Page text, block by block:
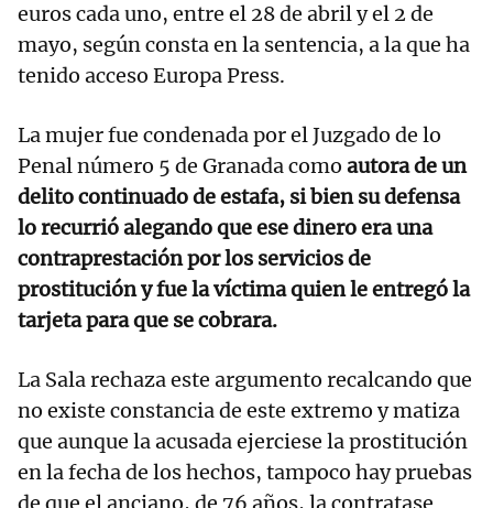
euros cada uno, entre el 28 de abril y el 2 de
mayo, según consta en la sentencia, a la que ha
tenido acceso Europa Press.
La mujer fue condenada por el Juzgado de lo
Penal número 5 de Granada como autora de un
delito continuado de estafa, si bien su defensa
lo recurrió alegando que ese dinero era una
contraprestación por los servicios de
prostitución y fue la víctima quien le entregó la
tarjeta para que se cobrara.
La Sala rechaza este argumento recalcando que
no existe constancia de este extremo y matiza
que aunque la acusada ejerciese la prostitución
en la fecha de los hechos, tampoco hay pruebas